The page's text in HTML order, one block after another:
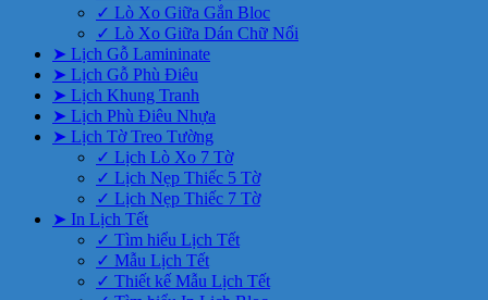
✓ Lò Xo Giữa Gắn Bloc
✓ Lò Xo Giữa Dán Chữ Nổi
➤ Lịch Gỗ Lamininate
➤ Lịch Gỗ Phù Điêu
➤ Lịch Khung Tranh
➤ Lịch Phù Điêu Nhựa
➤ Lịch Tờ Treo Tường
✓ Lịch Lò Xo 7 Tờ
✓ Lịch Nẹp Thiếc 5 Tờ
✓ Lịch Nẹp Thiếc 7 Tờ
➤ In Lịch Tết
✓ Tìm hiểu Lịch Tết
✓ Mẫu Lịch Tết
✓ Thiết kế Mẫu Lịch Tết